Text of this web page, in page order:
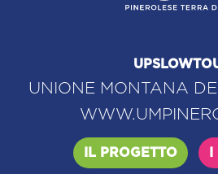
UNIONE MONTANA
IL PROGETTO